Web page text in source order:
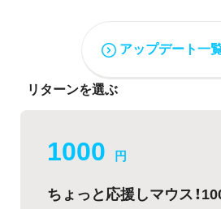
アップデート一
リターンを選ぶ
1000 円
ちょっと応援しマウス！